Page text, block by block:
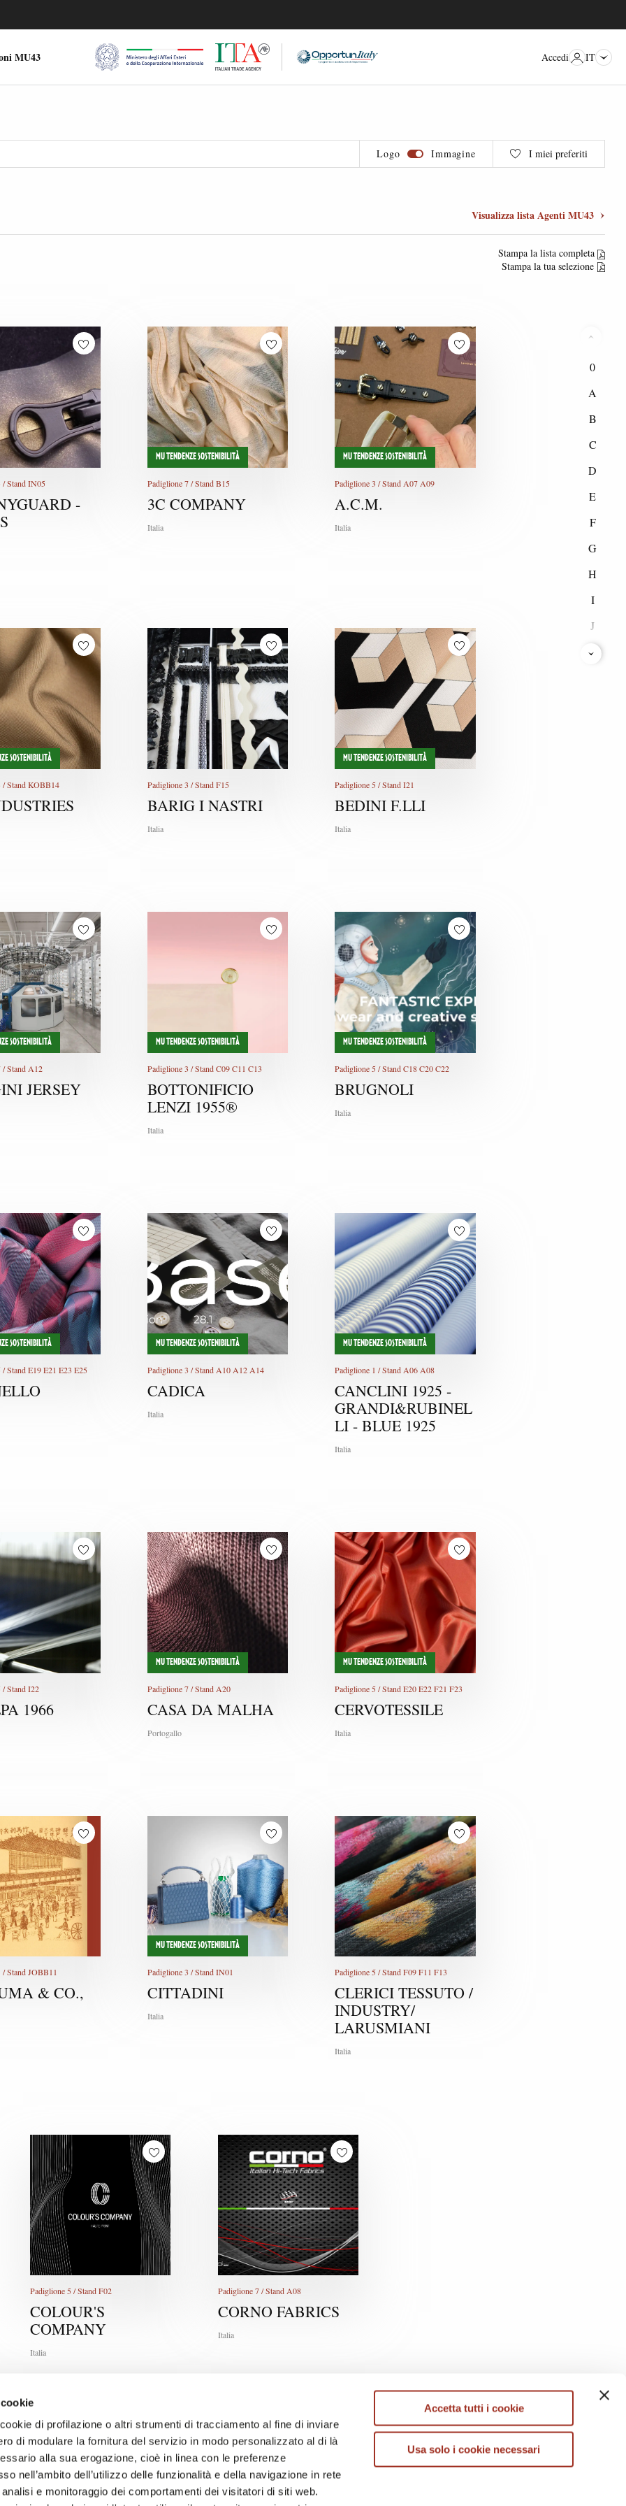
di profilazione o altri strumenti di tracciamento al fine di inviare
di modulare la fornitura del servizio in modo personalizzato al di là
alla sua erogazione, cioè in linea con le preferenze
nell’ambito dell’utilizzo delle funzionalità e della navigazione in rete
e monitoraggio dei comportamenti dei visitatori di siti web.
Accetta tutti i cookie
Usa solo i cookie necessari
MU43 Accedi IT
Logo Immagine I miei preferiti
0
A
B
C
D
E
F
G
H
I
J
K
Visualizza lista Agenti MU43
Stampa la lista completa
Stampa la tua selezione
/ Stand IN05
-
MU TENDENZE SOSTENIBILITÀ
Padiglione 7 / Stand B15
3C COMPANY
Italia
MU TENDENZE SOSTENIBILITÀ
Padiglione 3 / Stand A07 A09
A.C.M.
Italia
SOSTENIBILITÀ
/ Stand KOBB14 Padiglione 3 / Stand F15
BARIG I NASTRI
Italia
MU TENDENZE SOSTENIBILITÀ
Padiglione 5 / Stand I21
BEDINI F.LLI
Italia
SOSTENIBILITÀ
/ Stand A12
JERSEY
MU TENDENZE SOSTENIBILITÀ
Padiglione 3 / Stand C09 C11 C13
BOTTONIFICIO
LENZI 1955®
Italia
MU TENDENZE SOSTENIBILITÀ
Padiglione 5 / Stand C18 C20 C22
BRUGNOLI
Italia
SOSTENIBILITÀ
Stand E19 E21 E23 E25
MU TENDENZE SOSTENIBILITÀ
Padiglione 3 / Stand A10 A12 A14
CADICA
Italia
MU TENDENZE SOSTENIBILITÀ
Padiglione 1 / Stand A06 A08
CANCLINI 1925 -
GRANDI&RUBINEL
LI - BLUE 1925
Italia
/ Stand I22
1966
MU TENDENZE SOSTENIBILITÀ
Padiglione 7 / Stand A20
CASA DA MALHA
Portogallo
MU TENDENZE SOSTENIBILITÀ
Padiglione 5 / Stand E20 E22 F21 F23
CERVOTESSILE
Italia
/ Stand JOBB11
& CO.,
MU TENDENZE SOSTENIBILITÀ
Padiglione 3 / Stand IN01
CITTADINI
Italia
Padiglione 5 / Stand F09 F11 F13
CLERICI TESSUTO /
INDUSTRY/
LARUSMIANI
Italia
Padiglione 5 / Stand F02
COLOUR'S
COMPANY
Italia
Padiglione 7 / Stand A08
CORNO FABRICS
Italia